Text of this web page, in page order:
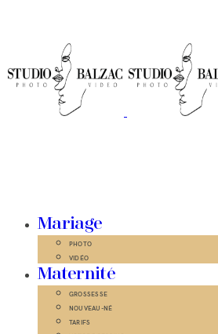
Mariage
PHOTO
VIDÉO
Maternité
GROSSESSE
NOUVEAU-NÉ
TARIFS